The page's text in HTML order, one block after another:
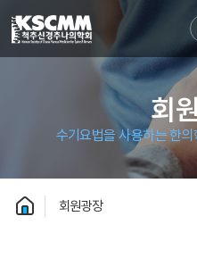
회
수기요법을 사용하는 한
회원광장